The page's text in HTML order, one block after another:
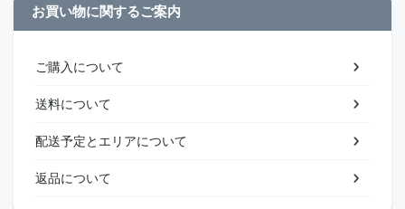
お買い物に関するご案内
ご購入について
送料について
配送予定とエリアについて
返品について